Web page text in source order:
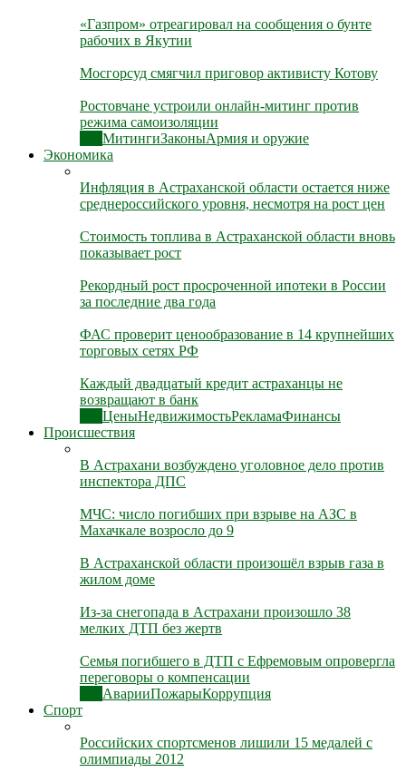
«Газпром» отреагировал на сообщения о бунте
рабочих в Якутии
Мосгорсуд смягчил приговор активисту Котову
Ростовчане устроили онлайн-митинг против
режима самоизоляции
МитингиЗаконыАрмия и оружие
Экономика
Инфляция в Астраханской области остается ниже
среднероссийского уровня, несмотря на рост цен
Стоимость топлива в Астраханской области вновь
показывает рост
Рекордный рост просроченной ипотеки в России
за последние два года
ФАС проверит ценообразование в 14 крупнейших
торговых сетях РФ
Каждый двадцатый кредит астраханцы не
возвращают в банк
ЦеныНедвижимостьРекламаФинансы
Происшествия
В Астрахани возбуждено уголовное дело против
инспектора ДПС
МЧС: число погибших при взрыве на АЗС в
Махачкале возросло до 9
В Астраханской области произошёл взрыв газа в
жилом доме
Из-за снегопада в Астрахани произошло 38
мелких ДТП без жертв
Семья погибшего в ДТП с Ефремовым опровергла
переговоры о компенсации
АварииПожарыКоррупция
Спорт
Российских спортсменов лишили 15 медалей с
олимпиады 2012